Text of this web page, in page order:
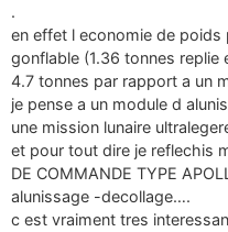
.
en effet l economie de poids
gonflable (1.36 tonnes
4.7 tonnes par rapport a un
je pense a un module d
une mission lunaire
et pour tout dire je reflechis
DE COMMANDE TYPE
alunissage -decollage….
c est vraiment tres